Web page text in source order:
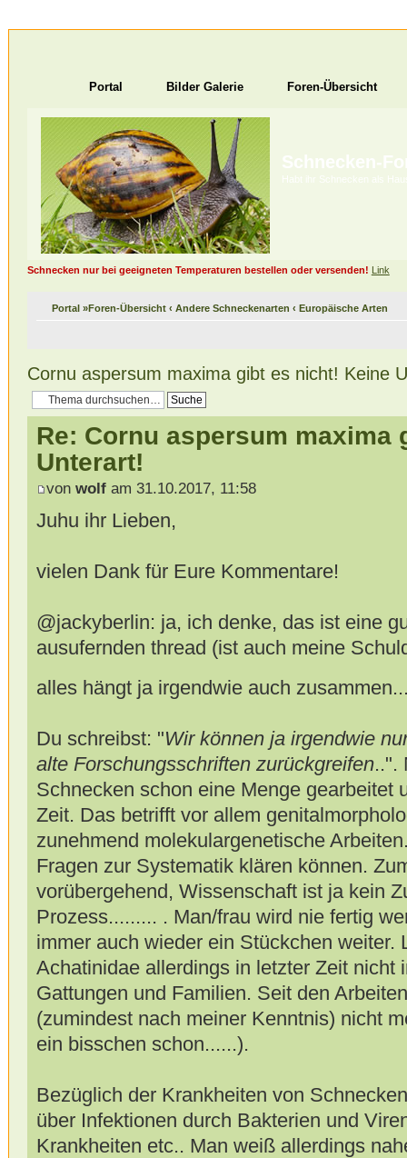
Portal Bilder Galerie Foren-Übersicht
Schnecken-
Habt ihr Schnecken als
Schnecken nur bei geeigneten Temperaturen bestellen oder versenden! Link
Portal»Foren-Übersicht ‹ Andere Schneckenarten ‹ Europäische Arten
Cornu aspersum maxima gibt es nicht! Keine
Re: Cornu aspersum maxima
Unterart!
von wolfam 31.10.2017, 11:58
Juhu ihr Lieben,
vielen Dank für Eure Kommentare!
@jackyberlin: ja, ich denke, das ist eine
ausufernden thread (ist auch meine
alles hängt ja irgendwie auch
Du schreibst: "Wir können ja irgendwie
alte Forschungsschriften zurückgreifen..".
Schnecken schon eine Menge gearbeitet
Zeit. Das betrifft vor allem
zunehmend molekulargenetische
Fragen zur Systematik klären können.
vorübergehend, Wissenschaft ist ja kein
Prozess......... . Man/frau wird nie fertig
immer auch wieder ein Stückchen weiter.
Achatinidae allerdings in letzter Zeit nicht
Gattungen und Familien. Seit den
(zumindest nach meiner Kenntnis) nicht
ein bisschen schon......).
Bezüglich der Krankheiten von
über Infektionen durch Bakterien und
Krankheiten etc.. Man weiß allerdings